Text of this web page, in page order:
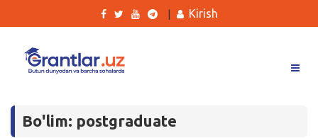
Tanlovlar
Kirish
Bo'lim: postgraduate